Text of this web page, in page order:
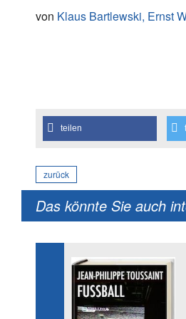
von Klaus Bartlewski, Ernst
teilen
zurück
Das könnte Sie auch